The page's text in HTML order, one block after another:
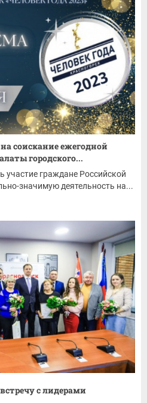
соискание ежегодной
городского...
участие граждане Российской
значимую деятельность на...
с лидерами